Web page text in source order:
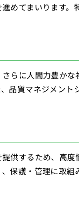
めてまいります
らに人間力豊か
品質マネジメン
供するため、高
保護・管理に取組